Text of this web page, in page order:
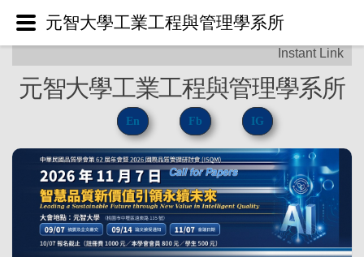
元智大學工業工程與管理學系所
En Fb IG
元智大學工業工程與管理學系所